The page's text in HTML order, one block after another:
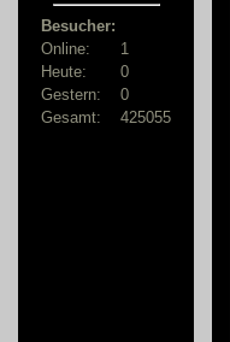
Besucher:
Online:
1
Heute:
0
Gestern:
0
Gesamt:
425055